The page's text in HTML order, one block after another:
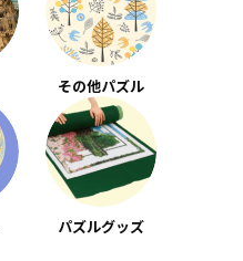
その他パズル
パズルグッズ